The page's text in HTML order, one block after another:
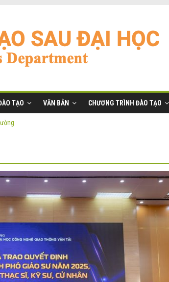
TẠO VĂN BẢN CHƯƠNG TRÌNH ĐÀO TẠO